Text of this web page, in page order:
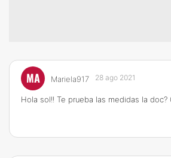
MA Mariela917 28 ago 2021
Hola sol!! Te prueba las medidas la doc?